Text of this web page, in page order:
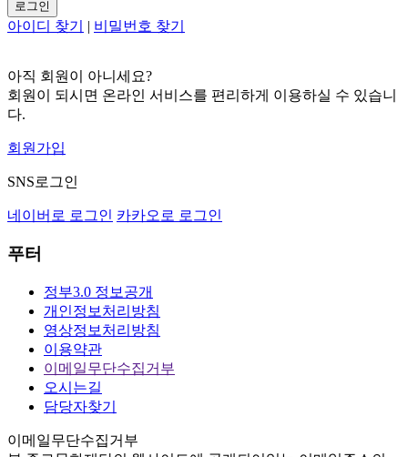
로그인
아이디 찾기 | 비밀번호 찾기
아직 회원이 아니세요?
회원이 되시면 온라인 서비스를 편리하게 이용하실 수 있습니
다.
회원가입
SNS로그인
네이버로 로그인 카카오로 로그인
푸터
정부3.0 정보공개
개인정보처리방침
영상정보처리방침
이용약관
이메일무단수집거부
오시는길
담당자찾기
이메일무단수집거부